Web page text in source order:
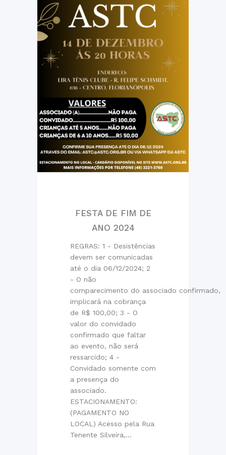
FESTA DE FIM DE
ANO 2024
REGRAS: 1 - Desistências
devem ser comunicadas
até o dia 06/12/2024; 2
- O não
comparecimento do associado confirmado,
implicará na cobrança
de R$ 100,00; 3 - O
valor do convidado
confirmado que faltar
ao evento, não será
ressarcido; 4 -
Convidado somente com
a presença do
associado.
ESTACIONAMENTO:
(PAGAMENTO NO
LOCAL) Acesso pela Rua
Tenente Silveira,...